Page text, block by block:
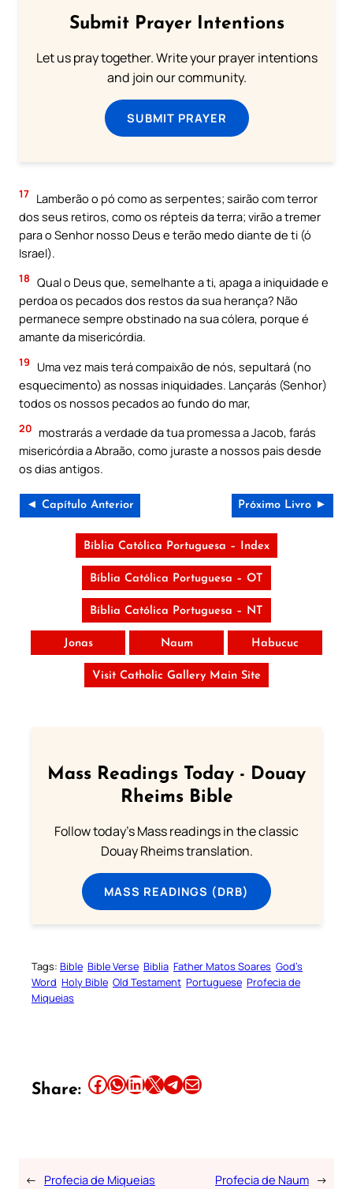
Submit Prayer Intentions
Let us pray together. Write your prayer intentions
and join our community.
SUBMIT PRAYER
17 Lamberão o pó como as serpentes; sairão com terror
dos seus retiros, como os répteis da terra; virão a tremer
para o Senhor nosso Deus e terão medo diante de ti (ó
Israel).
18 Qual o Deus que, semelhante a ti, apaga a iniquidade e
perdoa os pecados dos restos da sua herança? Não
permanece sempre obstinado na sua cólera, porque é
amante da misericórdia.
19
Uma vez mais terá compaixão de nós, sepultará (no
esquecimento) as nossas iniquidades. Lançarás (Senhor)
todos os nossos pecados ao fundo do mar,
20 mostrarás a verdade da tua promessa a Jacob, farás
misericórdia a Abraão, como juraste a nossos pais desde
os dias antigos.
◄ Capítulo Anterior Próximo Livro ►
Bíblia Católica Portuguesa – Index
Bíblia Católica Portuguesa – OT
Bíblia Católica Portuguesa – NT
Jonas Naum Habucuc
Visit Catholic Gallery Main Site
Mass Readings Today - Douay
Rheims Bible
Follow today's Mass readings in the classic
Douay Rheims translation.
MASS READINGS (DRB)
Tags: Bible Bible Verse Biblia Father Matos Soares God’s
Word Holy Bible Old Testament Portuguese Profecia de
Miqueias
Share: Share this article on Facebook Share this article on WhatsApp Share this article on LinkedIn Share this article on X Share this article on TelegramEmail this Article
← Profecia de Miqueias
Profecia de Naum →